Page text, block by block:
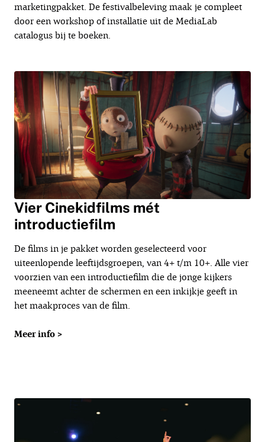
marketingpakket. De festivalbeleving maak je compleet
door een workshop of installatie uit de MediaLab
catalogus bij te boeken.
Vier Cinekidfilms mét
introductiefilm
De films in je pakket worden geselecteerd voor
uiteenlopende leeftijdsgroepen, van 4+ t/m 10+. Alle vier
voorzien van een introductiefilm die de jonge kijkers
meeneemt achter de schermen en een inkijkje geeft in
het maakproces van de film.
Meer info >